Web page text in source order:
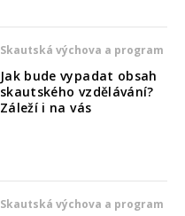
Skautská výchova a program
Jak bude vypadat obsah
skautského vzdělávání?
Záleží i na vás
Skautská výchova a program